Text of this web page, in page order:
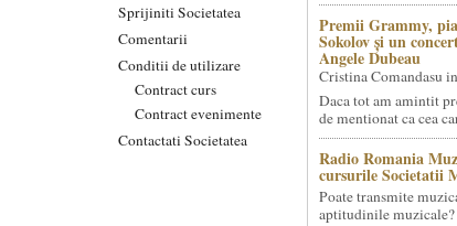
Sprijiniti Societatea
Comentarii
Conditii de utilizare
Contract curs
Contract evenimente
Contactati Societatea
Premii Grammy,
Sokolov și un
Angele Dubeau
Cristina Comandasu
Daca tot am amintit
de mentionat ca cea
Radio Romania
cursurile Societatii
Poate transmite
aptitudinile muzicale?